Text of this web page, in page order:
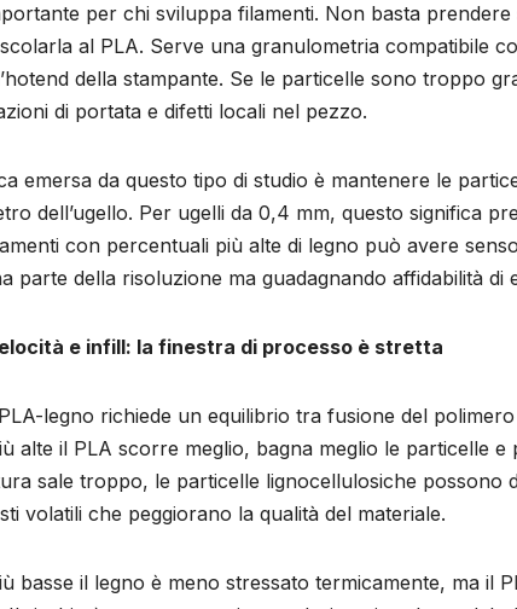
per chi sviluppa filamenti. Non basta
al PLA. Serve una granulometria compatibile
della stampante. Se le particelle sono troppo
di portata e difetti locali nel pezzo.
emersa da questo tipo di studio è mantenere le
dell’ugello. Per ugelli da 0,4 mm, questo significa
con percentuali più alte di legno può avere
parte della risoluzione ma guadagnando affidabilità di
e infill: la finestra di processo è stretta
legno richiede un equilibrio tra fusione del
alte il PLA scorre meglio, bagna meglio le particelle e
sale troppo, le particelle lignocellulosiche possono
volatili che peggiorano la qualità del materiale.
basse il legno è meno stressato termicamente, ma il